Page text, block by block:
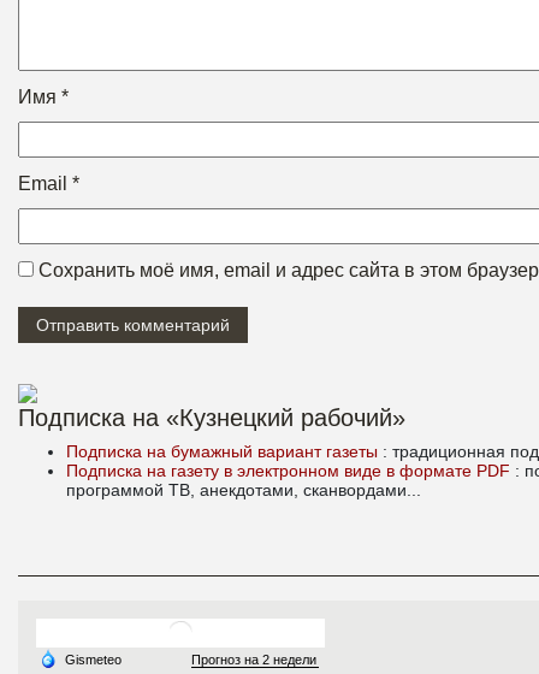
Имя *
Email *
Сохранить моё имя, email и адрес сайта в этом
Подписка на «Кузнецкий рабочий»
Подписка на бумажный вариант газеты : традиционная
Подписка на газету в электронном виде в формате PDF :
программой ТВ, анекдотами, сканвордами...